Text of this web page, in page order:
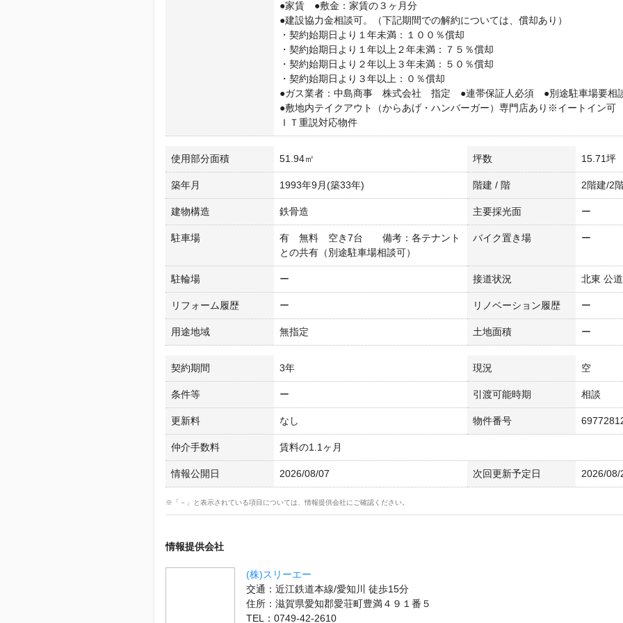
●家賃 ●敷金：家賃の３ヶ月分
●建設協力金相談可。（下記期間での解約については、償却あり）
・契約始期日より１年未満：１００％償却
・契約始期日より１年以上２年未満：７５％償却
・契約始期日より２年以上３年未満：５０％償却
・契約始期日より３年以上：０％償却
●ガス業者：中島商事 株式会社 指定 ●連帯保証人必須 ●別途駐車場要相
●敷地内テイクアウト（からあげ・ハンバーガー）専門店あり※イートイン可
ＩＴ重説対応物件
使用部分面積 51.94㎡ 坪数 15.71坪
築年月 1993年9月(築33年) 階建 / 階 2階建/2
建物構造 鉄骨造 主要採光面 ー
駐車場
有 無料 空き7台 備考：各テナント
との共有（別途駐車場相談可）
バイク置き場 ー
駐輪場 ー 接道状況 北東 公道
リフォーム履歴 ー リノベーション履歴 ー
用途地域 無指定 土地面積 ー
契約期間 3年 現況 空
条件等 ー 引渡可能時期 相談
更新料 なし 物件番号
仲介手数料 賃料の1.1ヶ月
情報公開日 2026/08/07 次回更新予定日 2026/08/
※「－」と表示されている項目については、情報提供会社にご確認ください。
情報提供会社
(株)スリーエー
交通：近江鉄道本線/愛知川 徒歩15分
住所：滋賀県愛知郡愛荘町豊満４９１番５
TEL：0749-42-2610